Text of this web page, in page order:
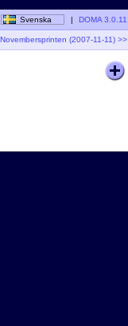
Svenska | DOMA 3.0.11
Novembersprinten (2007-11-11) >>